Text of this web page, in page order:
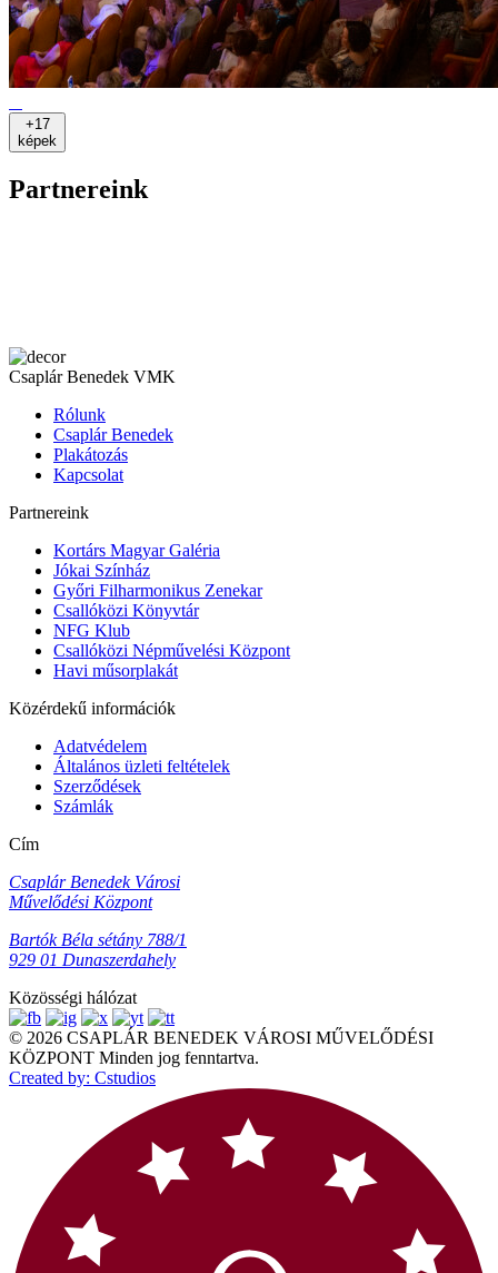
+17
képek
Partnereink
Csaplár Benedek VMK
Rólunk
Csaplár Benedek
Plakátozás
Kapcsolat
Partnereink
Kortárs Magyar Galéria
Jókai Színház
Győri Filharmonikus Zenekar
Csallóközi Könyvtár
NFG Klub
Csallóközi Népművelési Központ
Havi műsorplakát
Közérdekű információk
Adatvédelem
Általános üzleti feltételek
Szerződések
Számlák
Cím
Csaplár Benedek Városi
Művelődési Központ
Bartók Béla sétány 788/1
929 01 Dunaszerdahely
Közösségi hálózat
© 2026 CSAPLÁR BENEDEK VÁROSI MŰVELŐDÉSI
KÖZPONT Minden jog fenntartva.
Created by: Cstudios